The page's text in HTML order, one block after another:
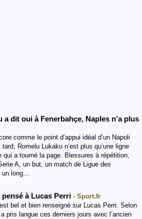
a dit oui à Fenerbahçe, Naples n’a plus
comme le point d’appui idéal d’un Napoli
Romelu Lukaku n’est plus qu’une ligne
qui a tourné la page. Blessures à répétition,
A, un but, un match de Ligue des
un long…
à Lucas Perri - Sport.fr
bel et bien renseigné sur Lucas Perri. Selon
pris langue ces derniers jours avec l’ancien